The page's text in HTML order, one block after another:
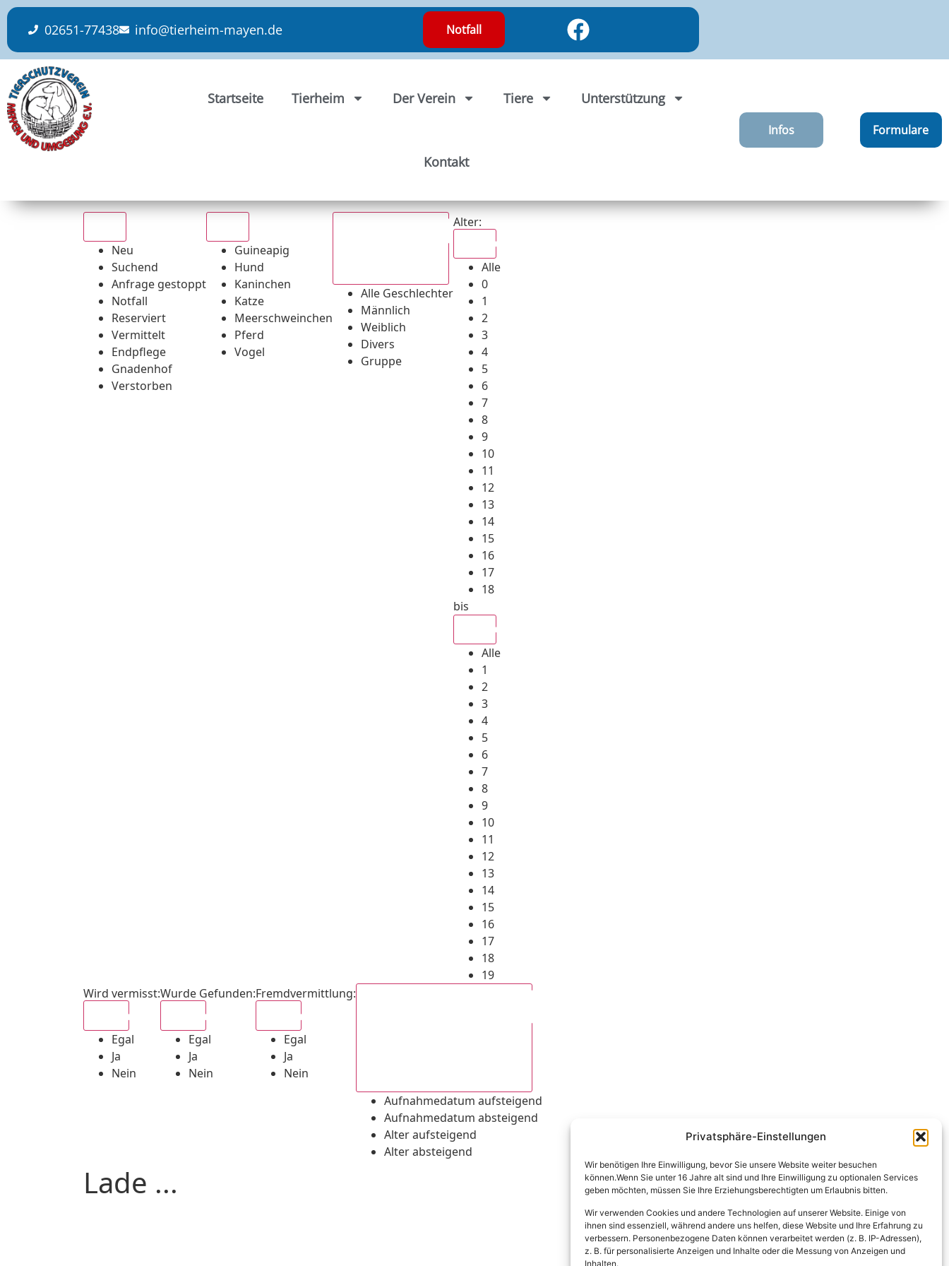
Privatsphäre-Einstellungen
Wir benötigen Ihre Einwilligung, bevor Sie unsere Website weiter besuchen
können.Wenn Sie unter 16 Jahre alt sind und Ihre Einwilligung zu optionalen Services
geben möchten, müssen Sie Ihre Erziehungsberechtigten um Erlaubnis bitten.
Wir verwenden Cookies und andere Technologien auf unserer Website. Einige von
ihnen sind essenziell, während andere uns helfen, diese Website und Ihre Erfahrung zu
verbessern. Personenbezogene Daten können verarbeitet werden (z. B. IP-Adressen),
z. B. für personalisierte Anzeigen und Inhalte oder die Messung von Anzeigen und
Inhalten.
content
02651-77438 info@tierheim-mayen.de Notfall
Startseite Tierheim Der Verein Tiere Unterstützung
Kontakt
Infos Formulare
Neu
Suchend
Anfrage gestoppt
Notfall
Reserviert
Vermittelt
Endpflege
Gnadenhof
Verstorben
Guineapig
Hund
Kaninchen
Katze
Meerschweinchen
Pferd
Vogel
Alle Geschlechter
Männlich
Weiblich
Divers
Gruppe
Alter:
Alle
0
1
2
3
4
5
6
7
8
9
10
11
12
13
14
15
16
17
18
bis
Alle
1
2
3
4
5
6
7
8
9
10
11
12
13
14
15
16
17
18
19
Wird vermisst:
Egal
Ja
Nein
Wurde Gefunden:
Egal
Ja
Nein
Fremdvermittlung:
Egal
Ja
Nein
Aufnahmedatum aufsteigend
Aufnahmedatum absteigend
Alter aufsteigend
Alter absteigend
Lade ...